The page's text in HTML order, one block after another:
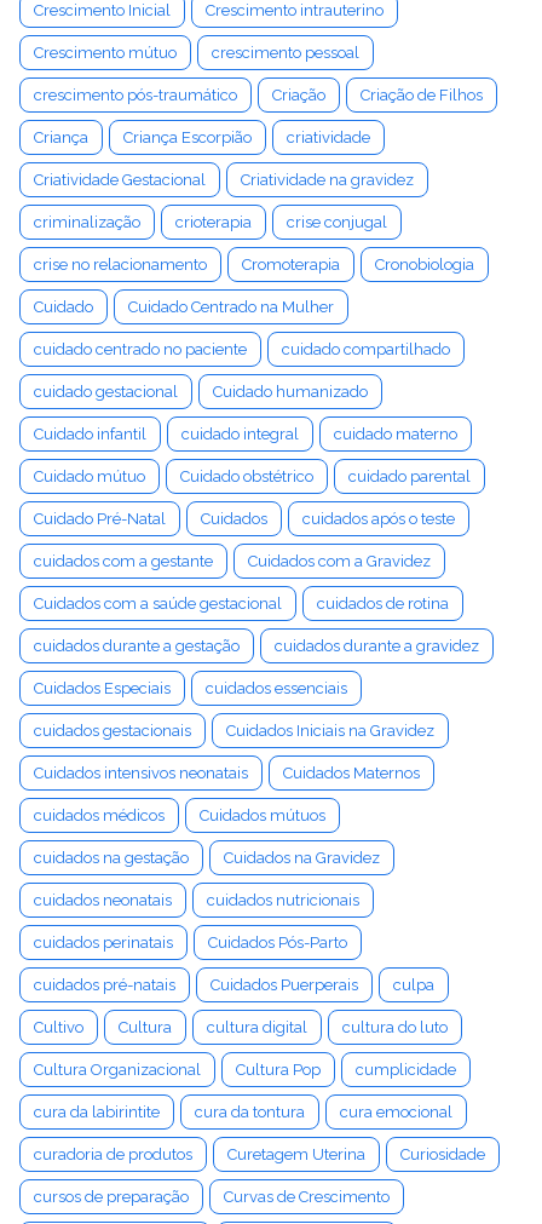
Crescimento Inicial Crescimento intrauterino
Crescimento mútuo crescimento pessoal
crescimento pós-traumático Criação Criação de Filhos
Criança Criança Escorpião criatividade
Criatividade Gestacional Criatividade na gravidez
criminalização crioterapia crise conjugal
crise no relacionamento Cromoterapia Cronobiologia
Cuidado Cuidado Centrado na Mulher
cuidado centrado no paciente cuidado compartilhado
cuidado gestacional Cuidado humanizado
Cuidado infantil cuidado integral cuidado materno
Cuidado mútuo Cuidado obstétrico cuidado parental
Cuidado Pré-Natal Cuidados cuidados após o teste
cuidados com a gestante Cuidados com a Gravidez
Cuidados com a saúde gestacional cuidados de rotina
cuidados durante a gestação cuidados durante a gravidez
Cuidados Especiais cuidados essenciais
cuidados gestacionais Cuidados Iniciais na Gravidez
Cuidados intensivos neonatais Cuidados Maternos
cuidados médicos Cuidados mútuos
cuidados na gestação Cuidados na Gravidez
cuidados neonatais cuidados nutricionais
cuidados perinatais Cuidados Pós-Parto
cuidados pré-natais Cuidados Puerperais culpa
Cultivo Cultura cultura digital cultura do luto
Cultura Organizacional Cultura Pop cumplicidade
cura da labirintite cura da tontura cura emocional
curadoria de produtos Curetagem Uterina Curiosidade
cursos de preparação Curvas de Crescimento